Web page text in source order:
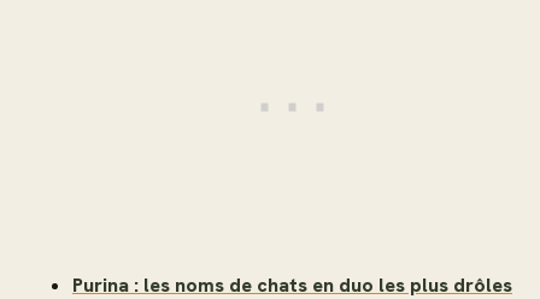
Purina : les noms de chats en duo les plus drôles